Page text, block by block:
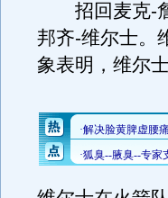
招回麦克-詹
邦齐-维尔士。
象表明，维尔